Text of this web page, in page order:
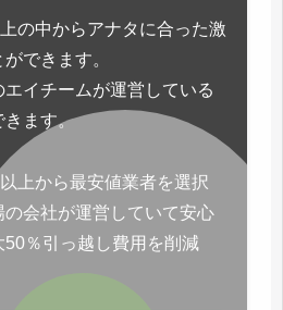
の中からアナタに合った激
できます。
イチームが運営している
きます。
上から最安値業者を選択
の会社が運営していて安心
50％引っ越し費用を削減